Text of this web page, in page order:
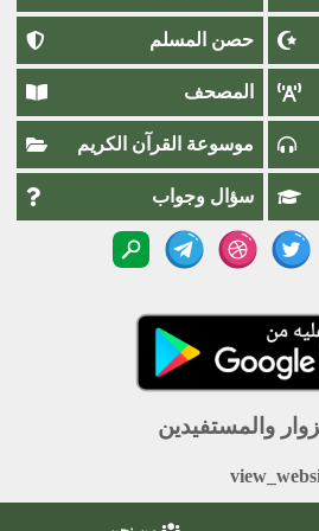
حصن المسلم
المصحف
موسوعة القرآن الكريم
سؤال وجواب
والمستفيدين